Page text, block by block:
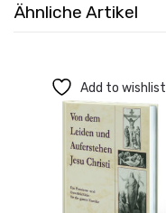
Ähnliche Artikel
Add to wishlist